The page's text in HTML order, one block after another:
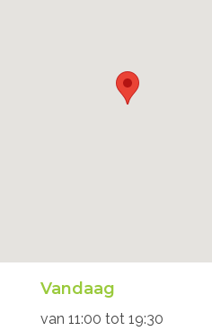
Openingsuren
Vandaag
van 11:00 tot 19:30